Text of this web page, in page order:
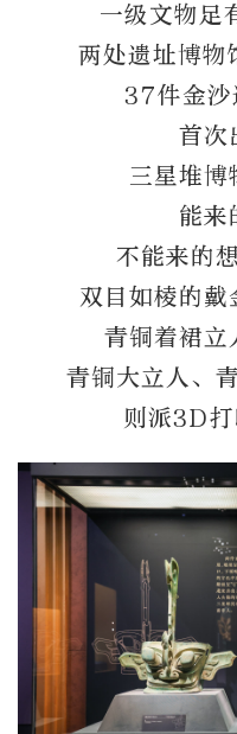
一级文物足
两处遗址博
37件金沙
首次
三星堆博
能来
不能来的
双目如棱的戴
青铜着裙立
青铜大立人、
则派3D打